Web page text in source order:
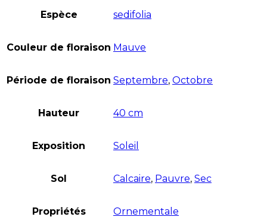
Espèce sedifolia
Couleur de floraison Mauve
Période de floraison Septembre, Octobre
Hauteur 40 cm
Exposition Soleil
Sol Calcaire, Pauvre, Sec
Propriétés Ornementale